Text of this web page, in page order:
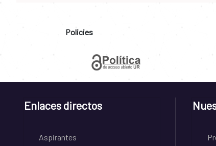
Policies
Enlaces directos
Aspirantes